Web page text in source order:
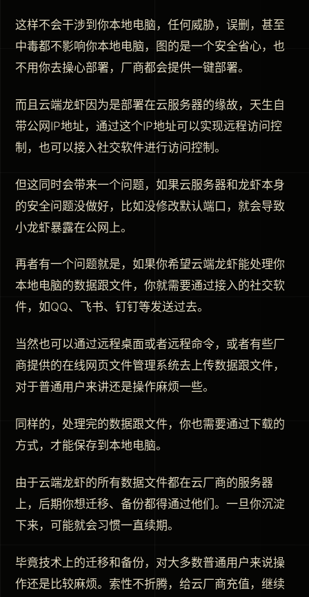
这样不会干涉到你本地电脑，任何威胁，误删，甚至
中毒都不影响你本地电脑，图的是一个安全省心，也
不用你去操心部署，厂商都会提供一键部署。
而且云端龙虾因为是部署在云服务器的缘故，天生自
带公网IP地址，通过这个IP地址可以实现远程访问控
制，也可以接入社交软件进行访问控制。
但这同时会带来一个问题，如果云服务器和龙虾本身
的安全问题没做好，比如没修改默认端口，就会导致
小龙虾暴露在公网上。
再者有一个问题就是，如果你希望云端龙虾能处理你
本地电脑的数据跟文件，你就需要通过接入的社交软
件，如QQ、飞书、钉钉等发送过去。
当然也可以通过远程桌面或者远程命令，或者有些厂
商提供的在线网页文件管理系统去上传数据跟文件，
对于普通用户来讲还是操作麻烦一些。
同样的，处理完的数据跟文件，你也需要通过下载的
方式，才能保存到本地电脑。
由于云端龙虾的所有数据文件都在云厂商的服务器
上，后期你想迁移、备份都得通过他们。一旦你沉淀
下来，可能就会习惯一直续期。
毕竟技术上的迁移和备份，对大多数普通用户来说操
作还是比较麻烦。索性不折腾，给云厂商充值，继续